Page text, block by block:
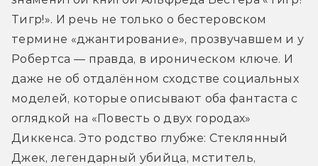
Тигр!». И речь не только о бестеровском
термине «джантирование», прозвучавшем и у
Робертса — правда, в ироническом ключе. И
даже не об отдалённом сходстве социальных
моделей, которые описывают оба фантаста с
оглядкой на «Повесть о двух городах»
Диккенса. Это родство глубже: Стеклянный
Джек, легендарный убийца, мститель,